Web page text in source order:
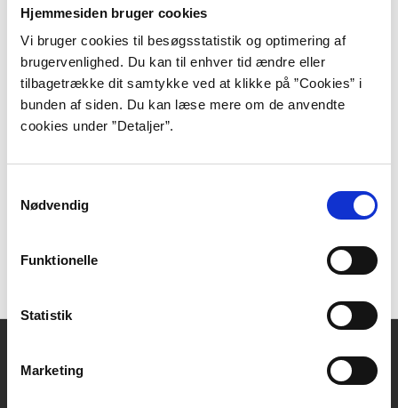
Hjemmesiden bruger cookies
Vi bruger cookies til besøgsstatistik og optimering af
brugervenlighed. Du kan til enhver tid ændre eller
tilbagetrække dit samtykke ved at klikke på ”Cookies” i
bunden af siden. Du kan læse mere om de anvendte
cookies under ”Detaljer”.
Nødvendig
Funktionelle
Statistik
Marketing
Hos Claire Keegan er der sjældent et ord for meget.
Den irske forfatter er ikke den mest produktive – og
hendes bøger er ofte korte – men hvad hun mangler i
kvantitet, råder hun bod på i kvalitet.
instruktør Poul Berg interesseret sig for at formidle